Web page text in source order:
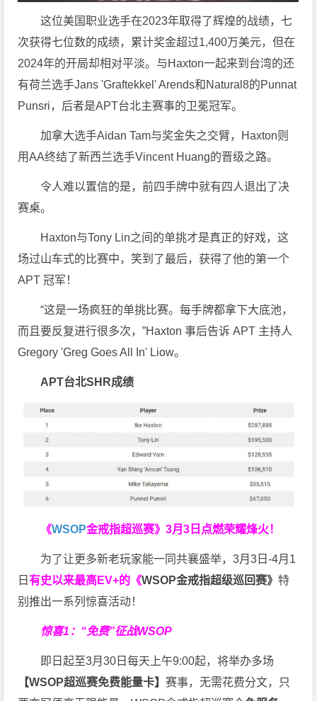
这位美国职业选手在2023年取得了辉煌的战绩，七
次获得七位数的成绩，累计奖金超过1,400万美元，但在
2024年的开局却相对平淡。与Haxton一起来到台湾的还
有荷兰选手Jans 'Graftekkel' Arends和Natural8的Punnat
Punsri，后者是APT台北主赛事的卫冕冠军。
加拿大选手Aidan Tam与奖金失之交臂，Haxton则
用AA终结了新西兰选手Vincent Huang的晋级之路。
令人难以置信的是，前四手牌中就有四人退出了决
赛桌。
Haxton与Tony Lin之间的单挑才是真正的好戏，这
场过山车式的比赛中，笑到了最后，获得了他的第一个
APT 冠军！
“这是一场疯狂的单挑比赛。每手牌都拿下大底池，
而且要反复进行很多次，”Haxton 事后告诉 APT 主持人
Gregory 'Greg Goes All In' Liow。
APT台北SHR成绩
《WSOP金戒指超巡赛》3月3日点燃荣耀烽火！
为了让更多新老玩家能一同共襄盛举，3月3日-4月1
日有史以来最高EV+的《WSOP金戒指超级巡回赛》特
别推出一系列惊喜活动！
惊喜1：“免费”征战WSOP
即日起至3月30日每天上午9:00起，将举办多场
【WSOP超巡赛免费能量卡】赛事，无需花费分文，只